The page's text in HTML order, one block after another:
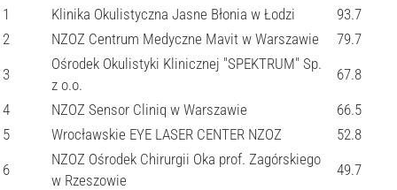
1
Klinika Okulistyczna Jasne Błonia w Łodzi
93.7
2
NZOZ Centrum Medyczne Mavit w Warszawie
79.7
3
Ośrodek Okulistyki Klinicznej "SPEKTRUM" Sp.
z o.o.
67.8
4
NZOZ Sensor Cliniq w Warszawie
66.5
5
Wrocławskie EYE LASER CENTER NZOZ
52.8
6
NZOZ Ośrodek Chirurgii Oka prof. Zagórskiego
w Rzeszowie
49.7